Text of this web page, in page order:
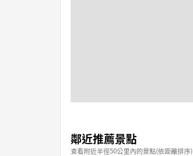
鄰近推薦景點
查看附近半徑50公里內的景點(依距離排序)